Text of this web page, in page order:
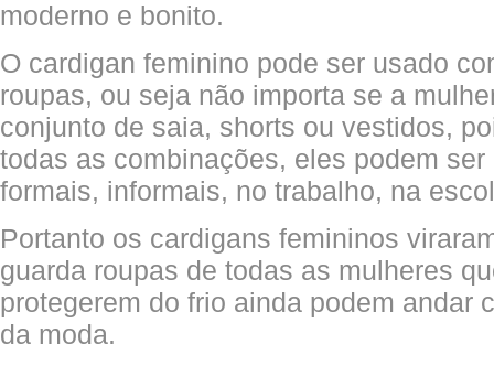
moderno e bonito.
O cardigan feminino pode ser usado
roupas, ou seja não importa se a
conjunto de saia, shorts ou vestidos,
todas as combinações, eles podem
formais, informais, no trabalho, na
Portanto os cardigans femininos
guarda roupas de todas as mulheres
protegerem do frio ainda podem andar
da moda.